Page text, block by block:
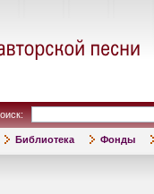
Библиотека Фонды